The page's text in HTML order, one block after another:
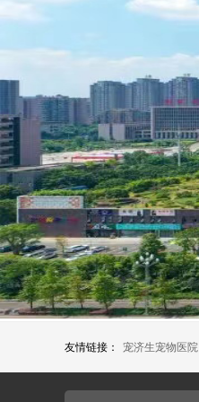
友情链接： 宠济生宠物医院